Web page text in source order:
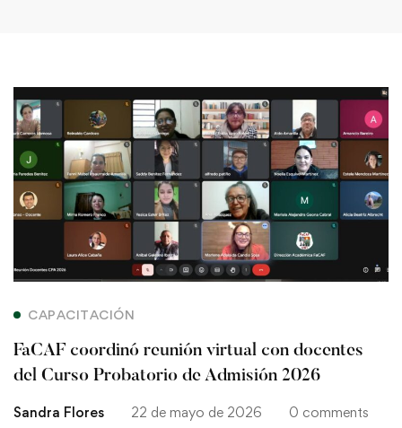
FaCAF
coordinó
reunión
virtual
con
docentes
del
Curso
Probatorio
CAPACITACIÓN
FaCAF coordinó reunión virtual con docentes
del Curso Probatorio de Admisión 2026
Sandra Flores 22 de mayo de 2026 0 comments